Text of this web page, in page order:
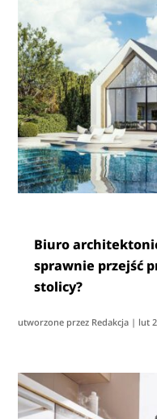
Biuro
sprawnie przejść
stolicy?
utworzone przez Redakcja | lut